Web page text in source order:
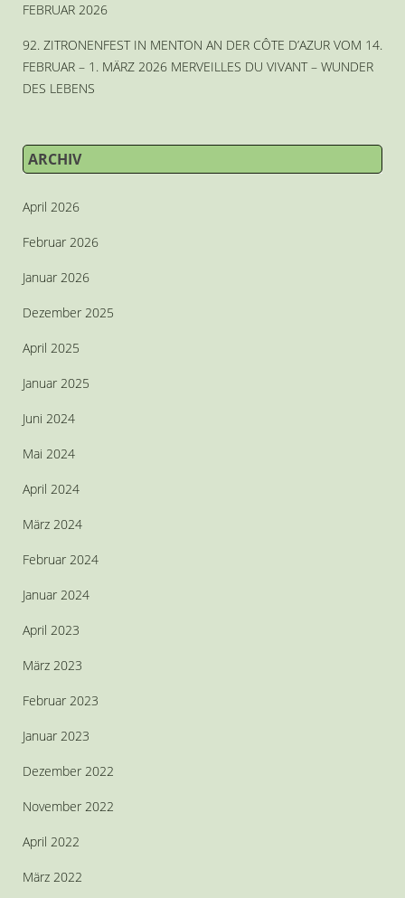
FEBRUAR 2026
92. ZITRONENFEST IN MENTON AN DER CÔTE D’AZUR VOM 14.
FEBRUAR – 1. MÄRZ 2026 MERVEILLES DU VIVANT – WUNDER
DES LEBENS
ARCHIV
April 2026
Februar 2026
Januar 2026
Dezember 2025
April 2025
Januar 2025
Juni 2024
Mai 2024
April 2024
März 2024
Februar 2024
Januar 2024
April 2023
März 2023
Februar 2023
Januar 2023
Dezember 2022
November 2022
April 2022
März 2022